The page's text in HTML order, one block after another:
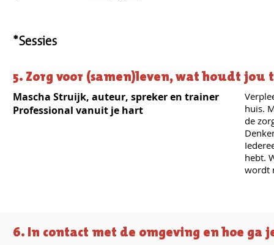
*Sessies
5. Zorg voor (samen)leven, wat houdt jou
Mascha Struijk, auteur, spreker en trainer
Professional vanuit je hart
huis.
de
hebt.
wordt
6. In contact met de omgeving en hoe ga